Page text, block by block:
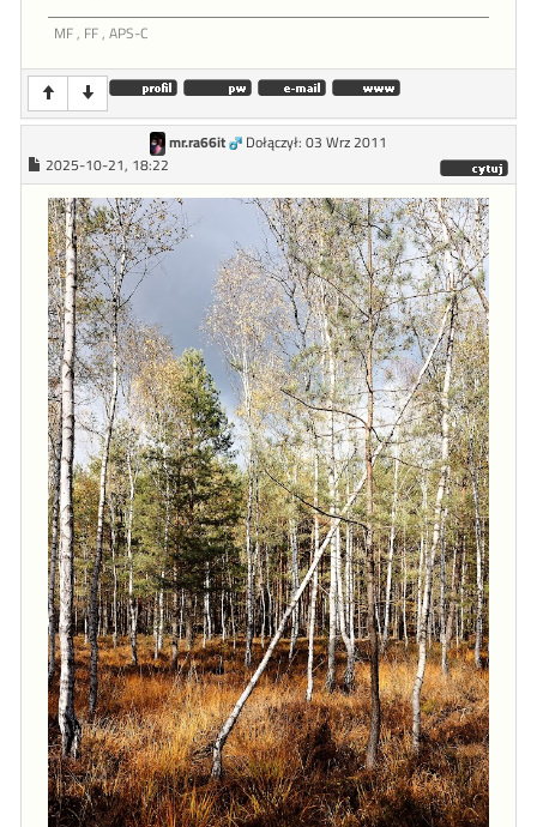
MF , FF , APS-C
mr.ra66it
Dołączył: 03 Wrz 2011
2025-10-21, 18:22